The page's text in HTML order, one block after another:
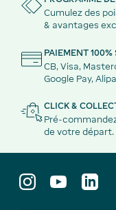
Cumulez des
& avantages
PAIEMENT 100%
CB, Visa,
Google Pay,
CLICK &
Pré-
de votre départ.